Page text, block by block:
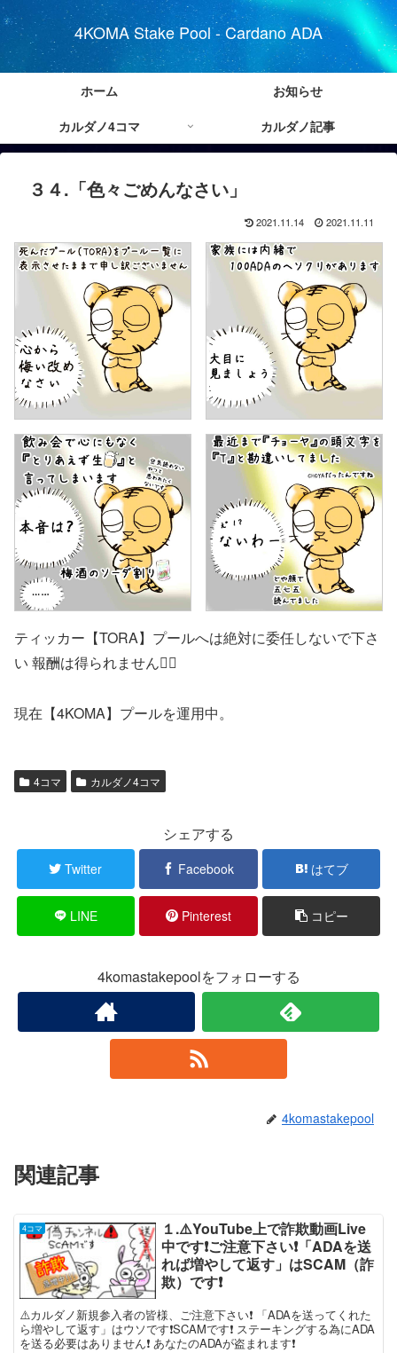
4KOMA Stake Pool - Cardano ADA
ホーム
お知らせ
カルダノ4コマ
カルダノ記事
３４.「色々ごめんなさい」
2021.11.14 2021.11.11
ティッカー【TORA】プールへは絶対に委任しないで下さ
い 報酬は得られません🙇‍♂️
現在【4KOMA】プールを運用中。
4コマ カルダノ4コマ
シェアする
Twitter Facebook はてブ
LINE Pinterest コピー
4komastakepoolをフォローする
4komastakepool
関連記事
4コマ
１.⚠️YouTube上で詐欺動画Live
中です❗️ご注意下さい❗️「ADAを送
れば増やして返す」はSCAM（詐
欺）です❗️
⚠️カルダノ新規参入者の皆様、ご注意下さい❗️ 「ADAを送ってくれた
ら増やして返す」はウソです❗️SCAMです❗️ ステーキングする為にADA
を送る必要はありません❗️ あなたのADAが盗まれます❗️